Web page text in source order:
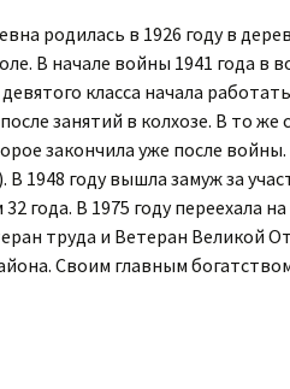
родилась в 1926 году в
В начале войны 1941 года в
класса начала
занятий в колхозе. В то же
закончила уже после
В 1948 году вышла замуж за
года. В 1975 году переехала
труда и Ветеран Великой
Своим главным